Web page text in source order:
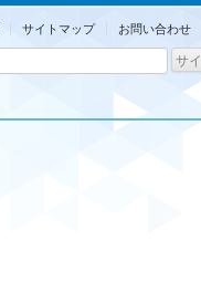
サイトマップ お問い合わせ